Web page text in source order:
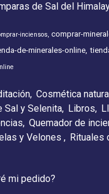
de Sal del
inciensos comprar-
de-minerales-online
Cosmética
Sal y Selenita Libros
Quemador de
y Velones Rituales
mi pedido?